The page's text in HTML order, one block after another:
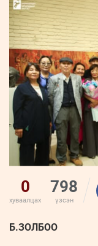
Бүртгүүлэх
0
хуваалцах
798
үзсэн
Б.ЗОЛБОО